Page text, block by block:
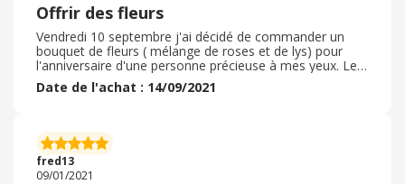
Offrir des fleurs
Vendredi 10 septembre j'ai décidé de commander un
bouquet de fleurs ( mélange de roses et de lys) pour
l'anniversaire d'une personne précieuse à mes yeux. Le
magnifique bouquet a été livré par un fleuriste proche du
lieu de livraison, dans l'après-midi, c'est à dire peu de
bien déroulée, avec une confirmation reçue par mail qui
récapitulait bien ma commande. Il n'y a eu aucun souci.
Merci à "Entre fleuristes" pour le professionnalisme.
Date de l'achat : 14/09/2021
fred13
09/01/2021